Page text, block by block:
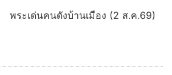
พระเด่นคนดังบ้านเมือง (2 ส.ค.69)